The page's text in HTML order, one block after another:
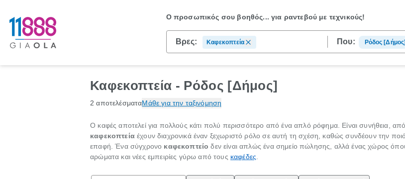
Ο προσωπικός σου βοηθός...για ραντεβού με τεχνικούς!
Βρες: Καφεκοπτεία Που: Ρόδος [Δήμος]
Καφεκοπτεία - Ρόδος [Δήμος]
2 αποτελέσματαΜάθε για την ταξινόμηση
Ο καφές αποτελεί για πολλούς κάτι πολύ περισσότερο από ένα απλό ρόφημα. Είναι συνήθεια,
καφεκοπτείαέχουν διαχρονικά έναν ξεχωριστό ρόλο σε αυτή τη σχέση, καθώς συνδέουν την
επαφή. Ένα σύγχρονο καφεκοπτείο δεν είναι απλώς ένα σημείο πώλησης, αλλά ένας χώρος
αρώματα και νέες εμπειρίες γύρω από τους καφέδες